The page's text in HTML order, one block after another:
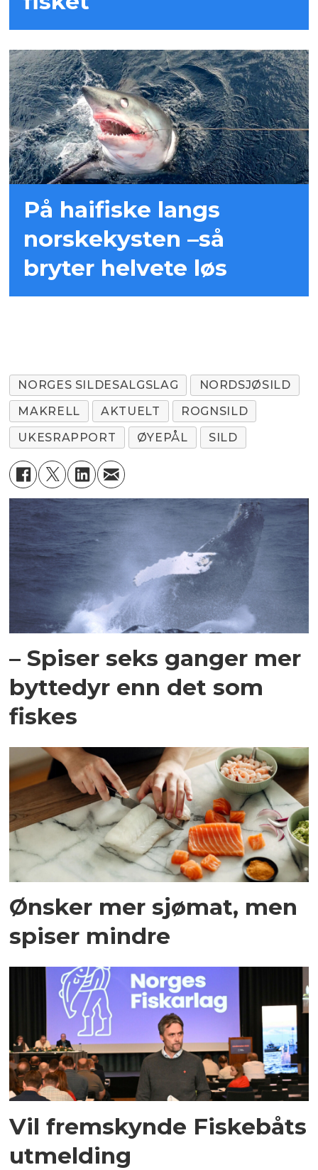
På haifiske langs
norskekysten –så
bryter helvete løs
NORGES SILDESALGSLAG
NORDSJØSILD
MAKRELL
AKTUELT
ROGNSILD
UKESRAPPORT
ØYEPÅL SILD
– Spiser seks ganger mer
byttedyr enn det som
fiskes
Ønsker mer sjømat, men
spiser mindre
Vil fremskynde Fiskebåts
utmelding